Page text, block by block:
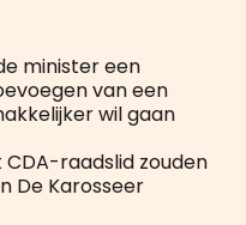
minister een
van een
wil gaan
CDA-raadslid zouden
De Karosseer